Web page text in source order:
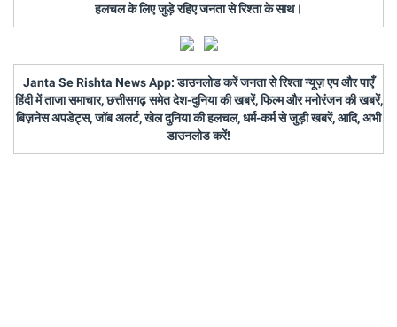
हलचल के लिए जुड़े रहिए जनता से रिश्ता के साथ।
Janta Se Rishta News App: डाउनलोड करें जनता से रिश्ता न्यूज़ एप और पाएँ
हिंदी में ताजा समाचार, छत्तीसगढ़ समेत देश-दुनिया की खबरें, फिल्म और मनोरंजन की खबरें,
बिज़नेस अपडेट्स, जॉब अलर्ट, खेल दुनिया की हलचल, धर्म-कर्म से जुड़ी खबरें, आदि, अभी
डाउनलोड करें!